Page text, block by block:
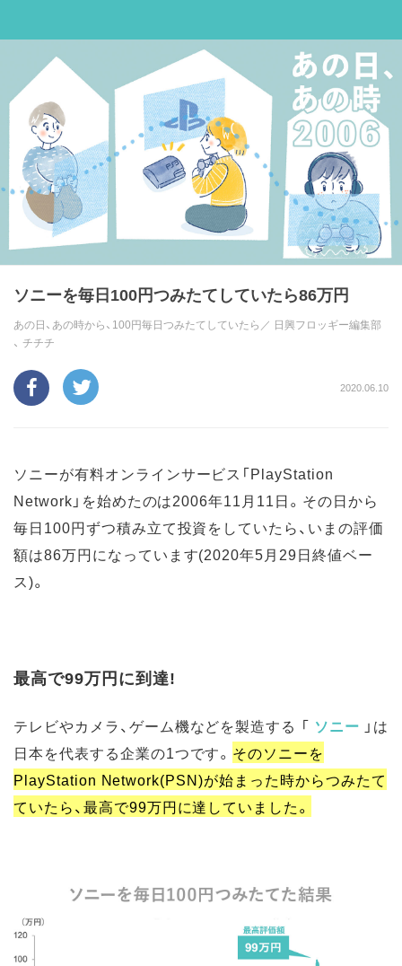
ソニーを毎日100円つみたてしていたら86万円
あの日、あの時から、100円毎日つみたてしていたら／ 日興フロッギー編集部
、 チチチ
2020.06.10
ソニーが有料オンラインサービス「PlayStation
Network」を始めたのは2006年11月11日。その日から
毎日100円ずつ積み立て投資をしていたら、いまの評価
額は86万円になっています(2020年5月29日終値ベー
ス)。
最高で99万円に到達!
テレビやカメラ、ゲーム機などを製造する 「 ソニー 」は
日本を代表する企業の1つです。 そのソニーを
PlayStation Network(PSN)が始まった時からつみたて
ていたら、最高で99万円に達していました。